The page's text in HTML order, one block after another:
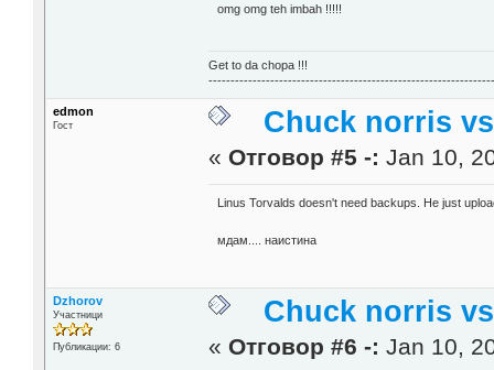
omg omg teh imbah !!!!!
Get to da chopa !!!
edmon
Гост Chuck norris
« Отговор #5 -: Jan 10,
Linus Torvalds doesn't need backups. He just
мдам.... наистина
Dzhorov
Участници
Публикации: 6
Chuck norris
« Отговор #6 -: Jan 10,